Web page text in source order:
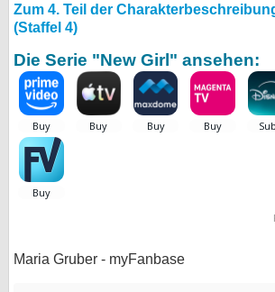
Zum 4. Teil der
(Staffel 4)
Die Serie "New Girl" ansehen:
Maria Gruber - myFanbase